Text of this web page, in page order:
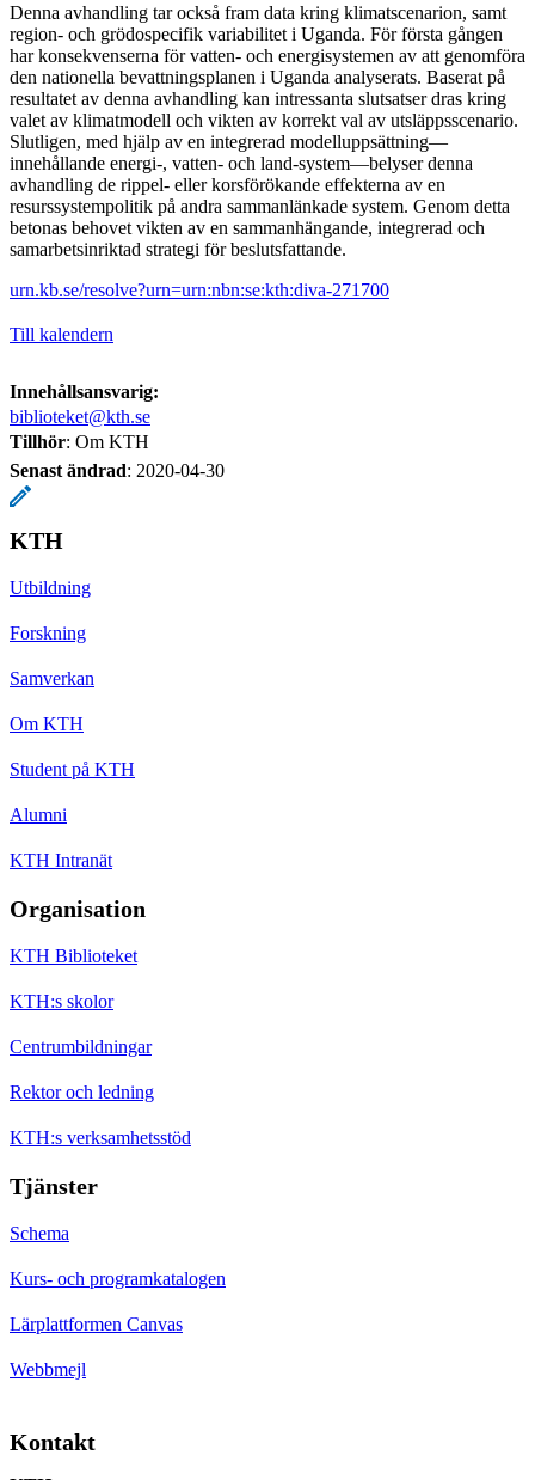
Denna avhandling tar också fram data kring klimatscenarion, samt
region- och grödospecifik variabilitet i Uganda. För första gången
har konsekvenserna för vatten- och energisystemen av att genomföra
den nationella bevattningsplanen i Uganda analyserats. Baserat på
resultatet av denna avhandling kan intressanta slutsatser dras kring
valet av klimatmodell och vikten av korrekt val av utsläppsscenario.
Slutligen, med hjälp av en integrerad modelluppsättning—
innehållande energi-, vatten- och land-system—belyser denna
avhandling de rippel- eller korsförökande effekterna av en
resurssystempolitik på andra sammanlänkade system. Genom detta
betonas behovet vikten av en sammanhängande, integrerad och
samarbetsinriktad strategi för beslutsfattande.
urn.kb.se/resolve?urn=urn:nbn:se:kth:diva-271700
Till kalendern
Innehållsansvarig:
biblioteket@kth.se
Tillhör: Om KTH
Senast ändrad: 2020-04-30
KTH
Utbildning
Forskning
Samverkan
Om KTH
Student på KTH
Alumni
KTH Intranät
Organisation
KTH Biblioteket
KTH:s skolor
Centrumbildningar
Rektor och ledning
KTH:s verksamhetsstöd
Tjänster
Schema
Kurs- och programkatalogen
Lärplattformen Canvas
Webbmejl
Kontakt